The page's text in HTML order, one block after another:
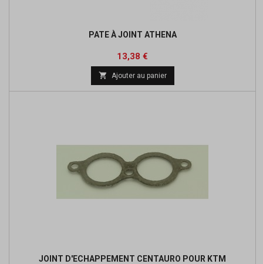
PATE À JOINT ATHENA
Prix
13,38 €
base
 Ajouter au panier
JOINT D'ECHAPPEMENT CENTAURO POUR KTM